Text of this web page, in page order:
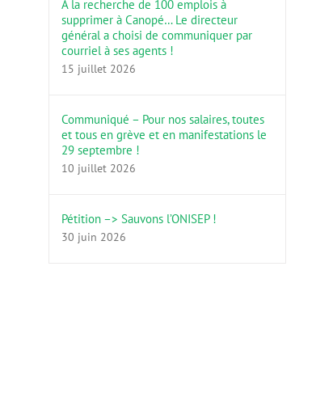
A la recherche de 100 emplois à
supprimer à Canopé… Le directeur
général a choisi de communiquer par
courriel à ses agents !
15 juillet 2026
Communiqué – Pour nos salaires, toutes
et tous en grève et en manifestations le
29 septembre !
10 juillet 2026
Pétition –> Sauvons l’ONISEP !
30 juin 2026